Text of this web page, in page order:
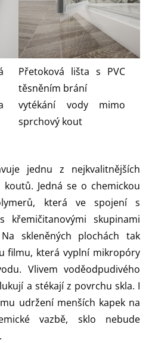
Přetoková lišta s PVC
těsněním brání
vytékání vody mimo
sprchový kout
jednu z nejkvalitnějších
Jedná se o chemickou
která ve spojení s
křemičitanovými skupinami
skleněných plochách tak
filmu, která vyplní mikropóry
Vlivem voděodpudivého
a stékají z povrchu skla. I
udržení menších kapek na
vazbě, sklo nebude